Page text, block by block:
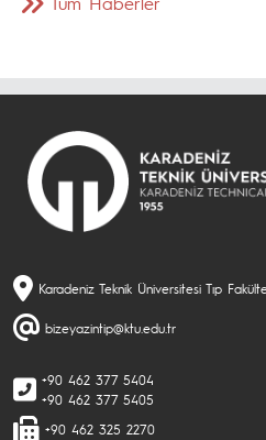
Karadeniz Teknik Üniversitesi Tıp
bizeyazintip@ktu.edu.tr
+90 462 377 5404
+90 462 377 5405
+90 462 325 2270